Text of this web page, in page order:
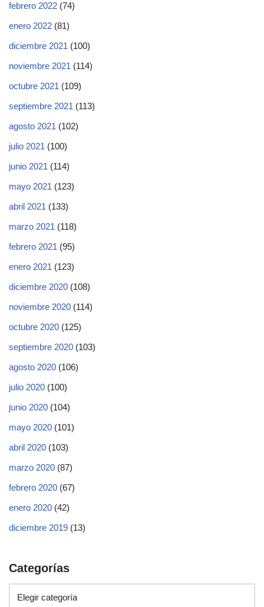
febrero 2022 (74)
enero 2022 (81)
diciembre 2021 (100)
noviembre 2021 (114)
octubre 2021 (109)
septiembre 2021 (113)
agosto 2021 (102)
julio 2021 (100)
junio 2021 (114)
mayo 2021 (123)
abril 2021 (133)
marzo 2021 (118)
febrero 2021 (95)
enero 2021 (123)
diciembre 2020 (108)
noviembre 2020 (114)
octubre 2020 (125)
septiembre 2020 (103)
agosto 2020 (106)
julio 2020 (100)
junio 2020 (104)
mayo 2020 (101)
abril 2020 (103)
marzo 2020 (87)
febrero 2020 (67)
enero 2020 (42)
diciembre 2019 (13)
Categorías